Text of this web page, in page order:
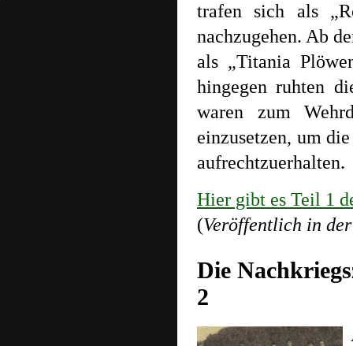
trafen sich als
nachzugehen. Ab
als „Titania
hingegen ruhten
waren zum
einzusetzen, um
aufrechtzuerhalten.
Hier gibt es Teil 1
(Veröffentlich in
Die
2